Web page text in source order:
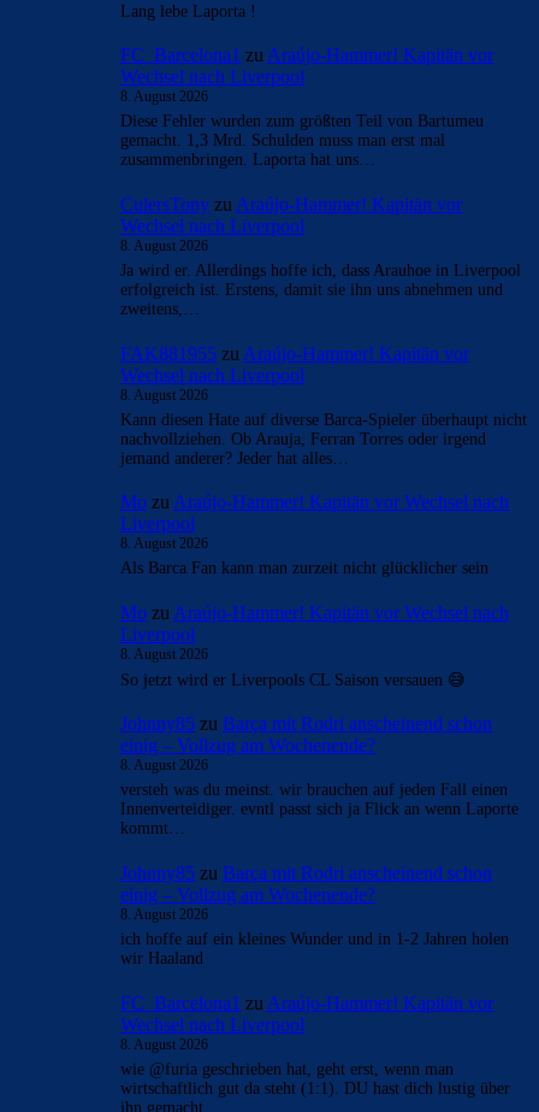
Lang lebe Laporta !
FC_Barcelona1 zu Araújo-Hammer! Kapitän vor
Wechsel nach Liverpool
8. August 2026
Diese Fehler wurden zum größten Teil von Bartumeu
gemacht. 1,3 Mrd. Schulden muss man erst mal
zusammenbringen. Laporta hat uns…
CulersTony zu Araújo-Hammer! Kapitän vor
Wechsel nach Liverpool
8. August 2026
Ja wird er. Allerdings hoffe ich, dass Arauhoe in Liverpool
erfolgreich ist. Erstens, damit sie ihn uns abnehmen und
zweitens,…
FAK881955 zu Araújo-Hammer! Kapitän vor
Wechsel nach Liverpool
8. August 2026
Kann diesen Hate auf diverse Barca-Spieler überhaupt nicht
nachvollziehen. Ob Arauja, Ferran Torres oder irgend
jemand anderer? Jeder hat alles…
Mo zu Araújo-Hammer! Kapitän vor Wechsel nach
Liverpool
8. August 2026
Als Barca Fan kann man zurzeit nicht glücklicher sein
Mo zu Araújo-Hammer! Kapitän vor Wechsel nach
Liverpool
8. August 2026
So jetzt wird er Liverpools CL Saison versauen 😅
Johnny85 zu Barça mit Rodri anscheinend schon
einig – Vollzug am Wochenende?
8. August 2026
versteh was du meinst. wir brauchen auf jeden Fall einen
Innenverteidiger. evntl passt sich ja Flick an wenn Laporte
kommt…
Johnny85 zu Barça mit Rodri anscheinend schon
einig – Vollzug am Wochenende?
8. August 2026
ich hoffe auf ein kleines Wunder und in 1-2 Jahren holen
wir Haaland
FC_Barcelona1 zu Araújo-Hammer! Kapitän vor
Wechsel nach Liverpool
8. August 2026
wie @furia geschrieben hat, geht erst, wenn man
wirtschaftlich gut da steht (1:1). DU hast dich lustig über
ihn gemacht.…